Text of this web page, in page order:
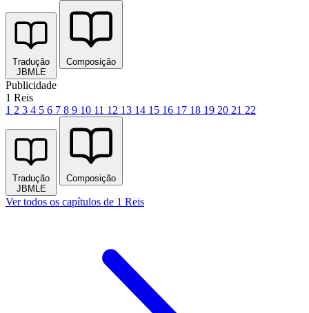
Tradução
JBMLE
Composição
Publicidade
1 Reis
1 2 3 4 5 6 7 8 9 10 11 12 13 14 15 16 17 18 19 20 21 22
Tradução
JBMLE
Composição
Ver todos os capítulos de 1 Reis